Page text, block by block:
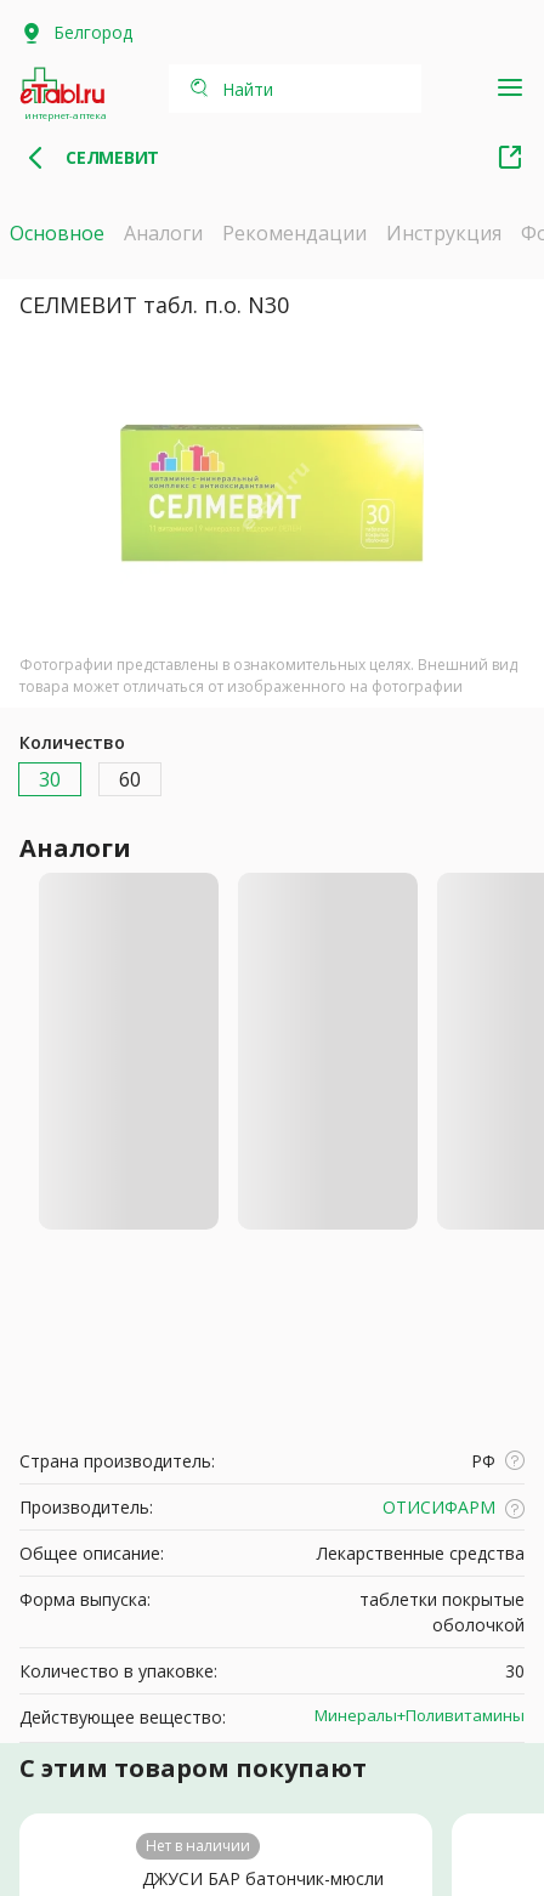
Белгород
интернет-аптека
Найти
СЕЛМЕВИТ
Основное Аналоги Рекомендации Инструкция
СЕЛМЕВИТ табл. п.о. N30
Фотографии представлены в ознакомительных целях. Внешний вид
товара может отличаться от изображенного на фотографии
Количество
30 60
Аналоги
Страна производитель:
РФ
Производитель:
ОТИСИФАРМ
Общее описание:
Лекарственные средства
Форма выпуска:
таблетки покрытые
оболочкой
Количество в упаковке:
30
Действующее вещество:
Минералы+Поливитамины
С этим товаром покупают
Нет в наличии
ДЖУСИ БАР батончик-мюсли